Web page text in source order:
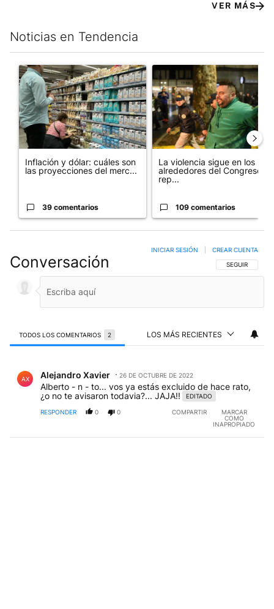
VER MÁS
Noticias en Tendencia
Este listado muestra los artículos con más comentarios en los
Un artículo de tendencia con el título "Inflación y dólar: cuáles
Inflación y dólar: cuáles son
las proyecciones del merc...
39 comentarios
Un artículo de tendencia con
La violencia sigue en los
alrededores del Congreso:
rep...
109 comentarios
Conversación SIGA ESTA
SEGUIR
INICIAR SESIÓN CREAR CUENTA
TODOS LOS COMENTARIOS 2 LOS MÁS RECIENTES
AX Alejandro Xavier 26 DE OCTUBRE DE 2022
Alberto - n - to... vos ya estás excluido de hace rato,
¿o no te avisaron todavia?... JAJA!!
EDITADO
RESPONDER 0 0 COMPARTIR
MARCAR
COMO
INAPROPIADO